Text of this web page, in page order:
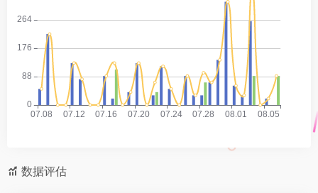
数据评估